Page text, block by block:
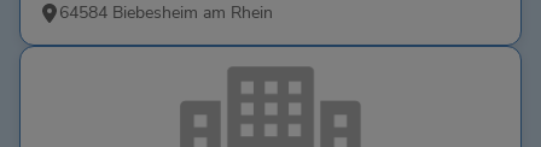
64584 Biebesheim am Rhein